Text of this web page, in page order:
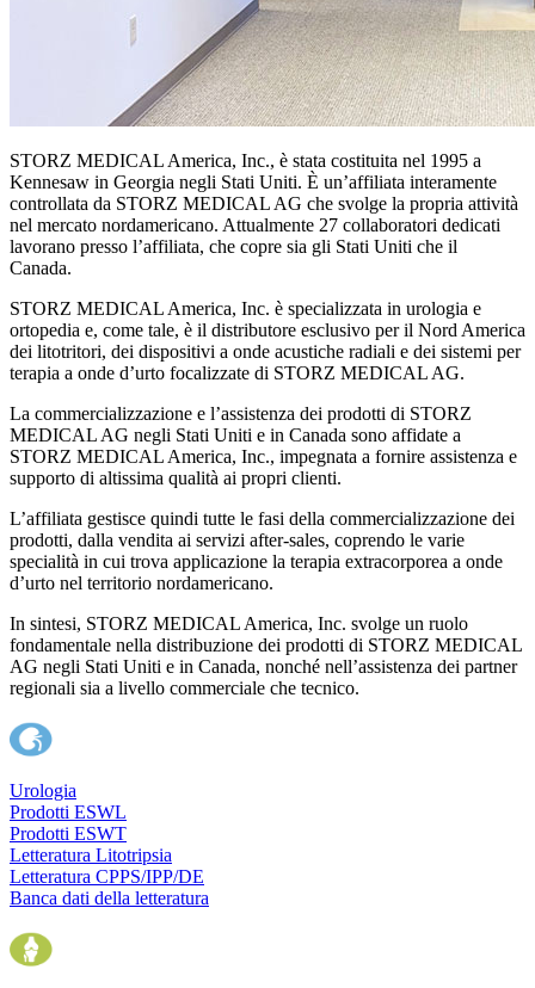
STORZ MEDICAL America, Inc., è stata costituita nel 1995 a
Kennesaw in Georgia negli Stati Uniti. È un’affiliata interamente
controllata da STORZ MEDICAL AG che svolge la propria attività
nel mercato nordamericano. Attualmente 27 collaboratori dedicati
lavorano presso l’affiliata, che copre sia gli Stati Uniti che il
Canada.
STORZ MEDICAL America, Inc. è specializzata in urologia e
ortopedia e, come tale, è il distributore esclusivo per il Nord America
dei litotritori, dei dispositivi a onde acustiche radiali e dei sistemi per
terapia a onde d’urto focalizzate di STORZ MEDICAL AG.
La commercializzazione e l’assistenza dei prodotti di STORZ
MEDICAL AG negli Stati Uniti e in Canada sono affidate a
STORZ MEDICAL America, Inc., impegnata a fornire assistenza e
supporto di altissima qualità ai propri clienti.
L’affiliata gestisce quindi tutte le fasi della commercializzazione dei
prodotti, dalla vendita ai servizi after-sales, coprendo le varie
specialità in cui trova applicazione la terapia extracorporea a onde
d’urto nel territorio nordamericano.
In sintesi, STORZ MEDICAL America, Inc. svolge un ruolo
fondamentale nella distribuzione dei prodotti di STORZ MEDICAL
AG negli Stati Uniti e in Canada, nonché nell’assistenza dei partner
regionali sia a livello commerciale che tecnico.
Urologia
Prodotti ESWL
Prodotti ESWT
Letteratura Litotripsia
Letteratura CPPS/IPP/DE
Banca dati della letteratura